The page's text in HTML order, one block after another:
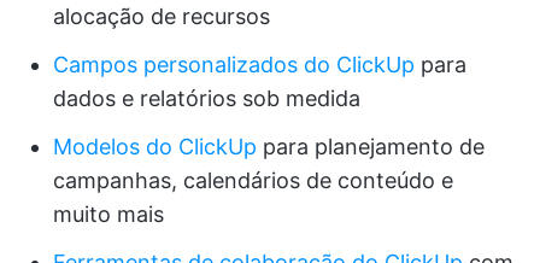
alocação de recursos
Campos personalizados do ClickUp para
dados e relatórios sob medida
Modelos do ClickUp para planejamento de
campanhas, calendários de conteúdo e
muito mais